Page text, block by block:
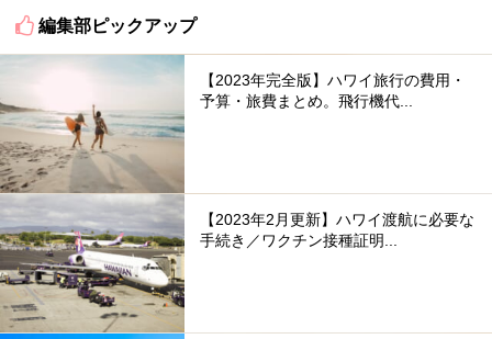
編集部ピックアップ
【2023年完全版】ハワイ旅行の費用・
予算・旅費まとめ。飛行機代...
【2023年2月更新】ハワイ渡航に必要な
手続き／ワクチン接種証明...